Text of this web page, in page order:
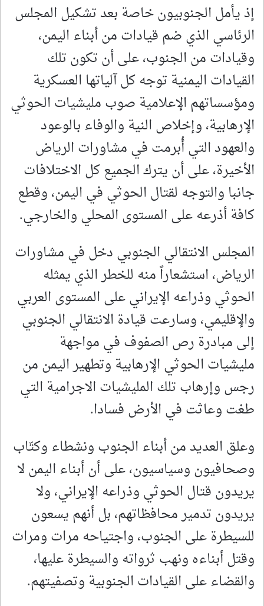
إذ يأمل الجنوبيون خاصة بعد تشكيل المجلس
الرئاسي الذي ضم قيادات من أبناء اليمن،
وقيادات من الجنوب، على أن تكون تلك
القيادات اليمنية توجه كل آلياتها العسكرية
ومؤسساتهم الإعلامية صوب مليشيات الحوثي
الإرهابية، وإخلاص النية والوفاء بالوعود
والعهود التي أُبرمت في مشاورات الرياض
الأخيرة، على أن يترك الجميع كل الاختلافات
جانبا والتوجه لقتال الحوثي في اليمن، وقطع
كافة أذرعه على المستوى المحلي والخارجي.
المجلس الانتقالي الجنوبي دخل في مشاورات
الرياض، استشعاراً منه للخطر الذي يمثله
الحوثي وذراعه الإيراني على المستوى العربي
والإقليمي، وسارعت قيادة الانتقالي الجنوبي
إلى مبادرة رص الصفوف في مواجهة
مليشيات الحوثي الإرهابية وتطهير اليمن من
رجس وإرهاب تلك المليشيات الاجرامية التي
طغت وعاثت في الأرض فسادا.
وعلق العديد من أبناء الجنوب ونشطاء وكتّاب
وصحافيون وسياسيون، على أن أبناء اليمن لا
يريدون قتال الحوثي وذراعه الإيراني، ولا
يريدون تدمير محافظاتهم، بل أنهم يسعون
للسيطرة على الجنوب، واجتياحه مرات ومرات
وقتل أبناءه ونهب ثرواته والسيطرة عليها،
والقضاء على القيادات الجنوبية وتصفيتهم.